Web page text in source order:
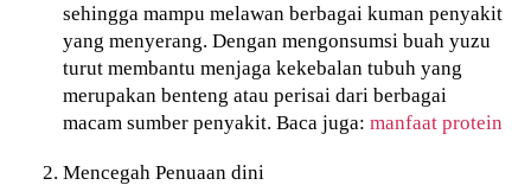
sehingga mampu melawan berbagai kuman penyakit
yang menyerang. Dengan mengonsumsi buah yuzu
turut membantu menjaga kekebalan tubuh yang
merupakan benteng atau perisai dari berbagai
macam sumber penyakit. Baca juga:manfaat protein
Mencegah Penuaan dini